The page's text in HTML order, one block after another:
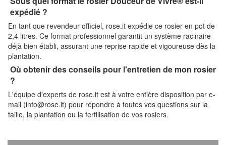
expédié ?
En tant que revendeur officiel, rose.it expédie ce rosier en pot de
2,4 litres. Ce format professionnel garantit un système racinaire
déjà bien établi, assurant une reprise rapide et vigoureuse dès la
plantation.
Où obtenir des conseils pour l'entretien de mon rosier
?
L'équipe d'experts de rose.it est à votre entière disposition par e-
mail (info@rose.it) pour répondre à toutes vos questions sur la
taille, la plantation ou la fertilisation de vos rosiers.